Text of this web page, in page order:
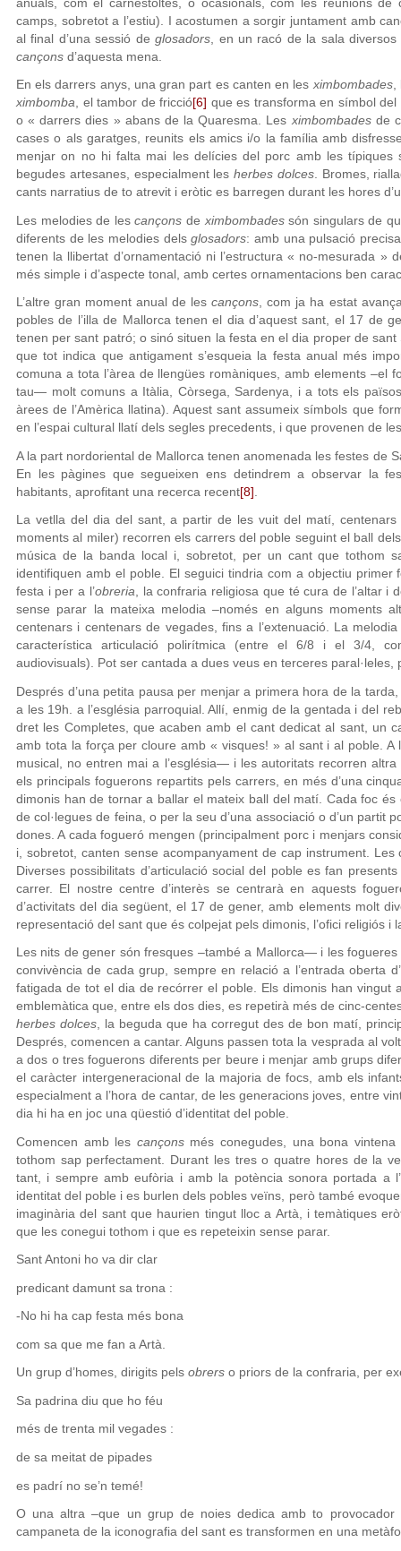
camps, sobretot a l’estiu). I acostumen a sorgir juntament amb
al final d’una sessió deglosadors , en un racó de la sala
cançons d’aquesta mena.
En els darrers anys, una gran part es canten en lesximbombades,
ximbomba, el tambor de fricció[6] que es transforma en símbol del
o « darrers dies » abans de la Quaresma. Lesximbombadesde
cases o als garatges, reunits els amics i/o la família amb
menjar on no hi falta mai les delícies del porc amb les típiques
begudes artesanes, especialment lesherbes dolces. Bromes,
cants narratius de to atrevit i eròtic es barregen durant les hores
Les melodies de lescançons de ximbombadessón singulars de
diferents de les melodies delsglosadors: amb una pulsació
tenen la llibertat d’ornamentació ni l’estructura « no-mesurada »
més simple i d’aspecte tonal, amb certes ornamentacions ben
L’altre gran moment anual de lescançons, com ja ha estat
pobles de l’illa de Mallorca tenen el dia d’aquest sant, el 17 de
tenen per sant patró; o sinó situen la festa en el dia proper de
que tot indica que antigament s’esqueia la festa anual més
comuna a tota l’àrea de llengües romàniques, amb elements –el
tau— molt comuns a Itàlia, Còrsega, Sardenya, i a tots els
àrees de l’Amèrica llatina). Aquest sant assumeix símbols que
en l’espai cultural llatí dels segles precedents, i que provenen de
A la part nordoriental de Mallorca tenen anomenada les festes de
En les pàgines que segueixen ens detindrem a observar la
habitants, aprofitant una recerca recent[8]
La vetlla del dia del sant, a partir de les vuit del matí,
moments al miler) recorren els carrers del poble seguint el ball
música de la banda local i, sobretot, per un cant que tothom
identifiquen amb el poble. El seguici tindria com a objectiu primer
festa i per a l’obreria, la confraria religiosa que té cura de l’altar i
sense parar la mateixa melodia –només en alguns moments
centenars i centenars de vegades, fins a l’extenuació. La
característica articulació polirítmica (entre el 6/8 i el 3/4,
audiovisuals). Pot ser cantada a dues veus en terceres paral·leles,
Després d’una petita pausa per menjar a primera hora de la
a les 19h. a l’església parroquial. Allí, enmig de la gentada i del
dret les Completes, que acaben amb el cant dedicat al sant, un
amb tota la força per cloure amb « visques! » al sant i al poble.
musical, no entren mai a l’església— i les autoritats recorren
els principals foguerons repartits pels carrers, en més d’una
dimonis han de tornar a ballar el mateix ball del matí. Cada foc
de col·legues de feina, o per la seu d’una associació o d’un partit
dones. A cada fogueró mengen (principalment porc i menjars
i, sobretot, canten sense acompanyament de cap instrument.
Diverses possibilitats d’articulació social del poble es fan
carrer. El nostre centre d’interès se centrarà en aquests
d’activitats del dia següent, el 17 de gener, amb elements molt
representació del sant que és colpejat pels dimonis, l’ofici religiós i
Les nits de gener són fresques –també a Mallorca— i les
convivència de cada grup, sempre en relació a l’entrada oberta
fatigada de tot el dia de recórrer el poble. Els dimonis han vingut
emblemàtica que, entre els dos dies, es repetirà més de cinc-
herbes dolces, la beguda que ha corregut des de bon matí,
Després, comencen a cantar. Alguns passen tota la vesprada al
a dos o tres foguerons diferents per beure i menjar amb grups
el caràcter intergeneracional de la majoria de focs, amb els
especialment a l’hora de cantar, de les generacions joves, entre
dia hi ha en joc una qüestió d’identitat del poble.
Comencen amb les cançonsmés conegudes, una bona
tothom sap perfectament. Durant les tres o quatre hores de la
tant, i sempre amb eufòria i amb la potència sonora portada a
identitat del poble i es burlen dels pobles veïns, però també
imaginària del sant que haurien tingut lloc a Artà, i temàtiques
que les conegui tothom i que es repeteixin sense parar.
Sant Antoni ho va dir clar
predicant damunt sa trona :
-No hi ha cap festa més bona
com sa que me fan a Artà.
Un grup d’homes, dirigits pels obrers o priors de la confraria, per
Sa padrina diu que ho féu
més de trenta mil vegades :
de sa meitat de pipades
es padrí no se’n temé!
O una altra –que un grup de noies dedica amb to
campaneta de la iconografia del sant es transformen en una